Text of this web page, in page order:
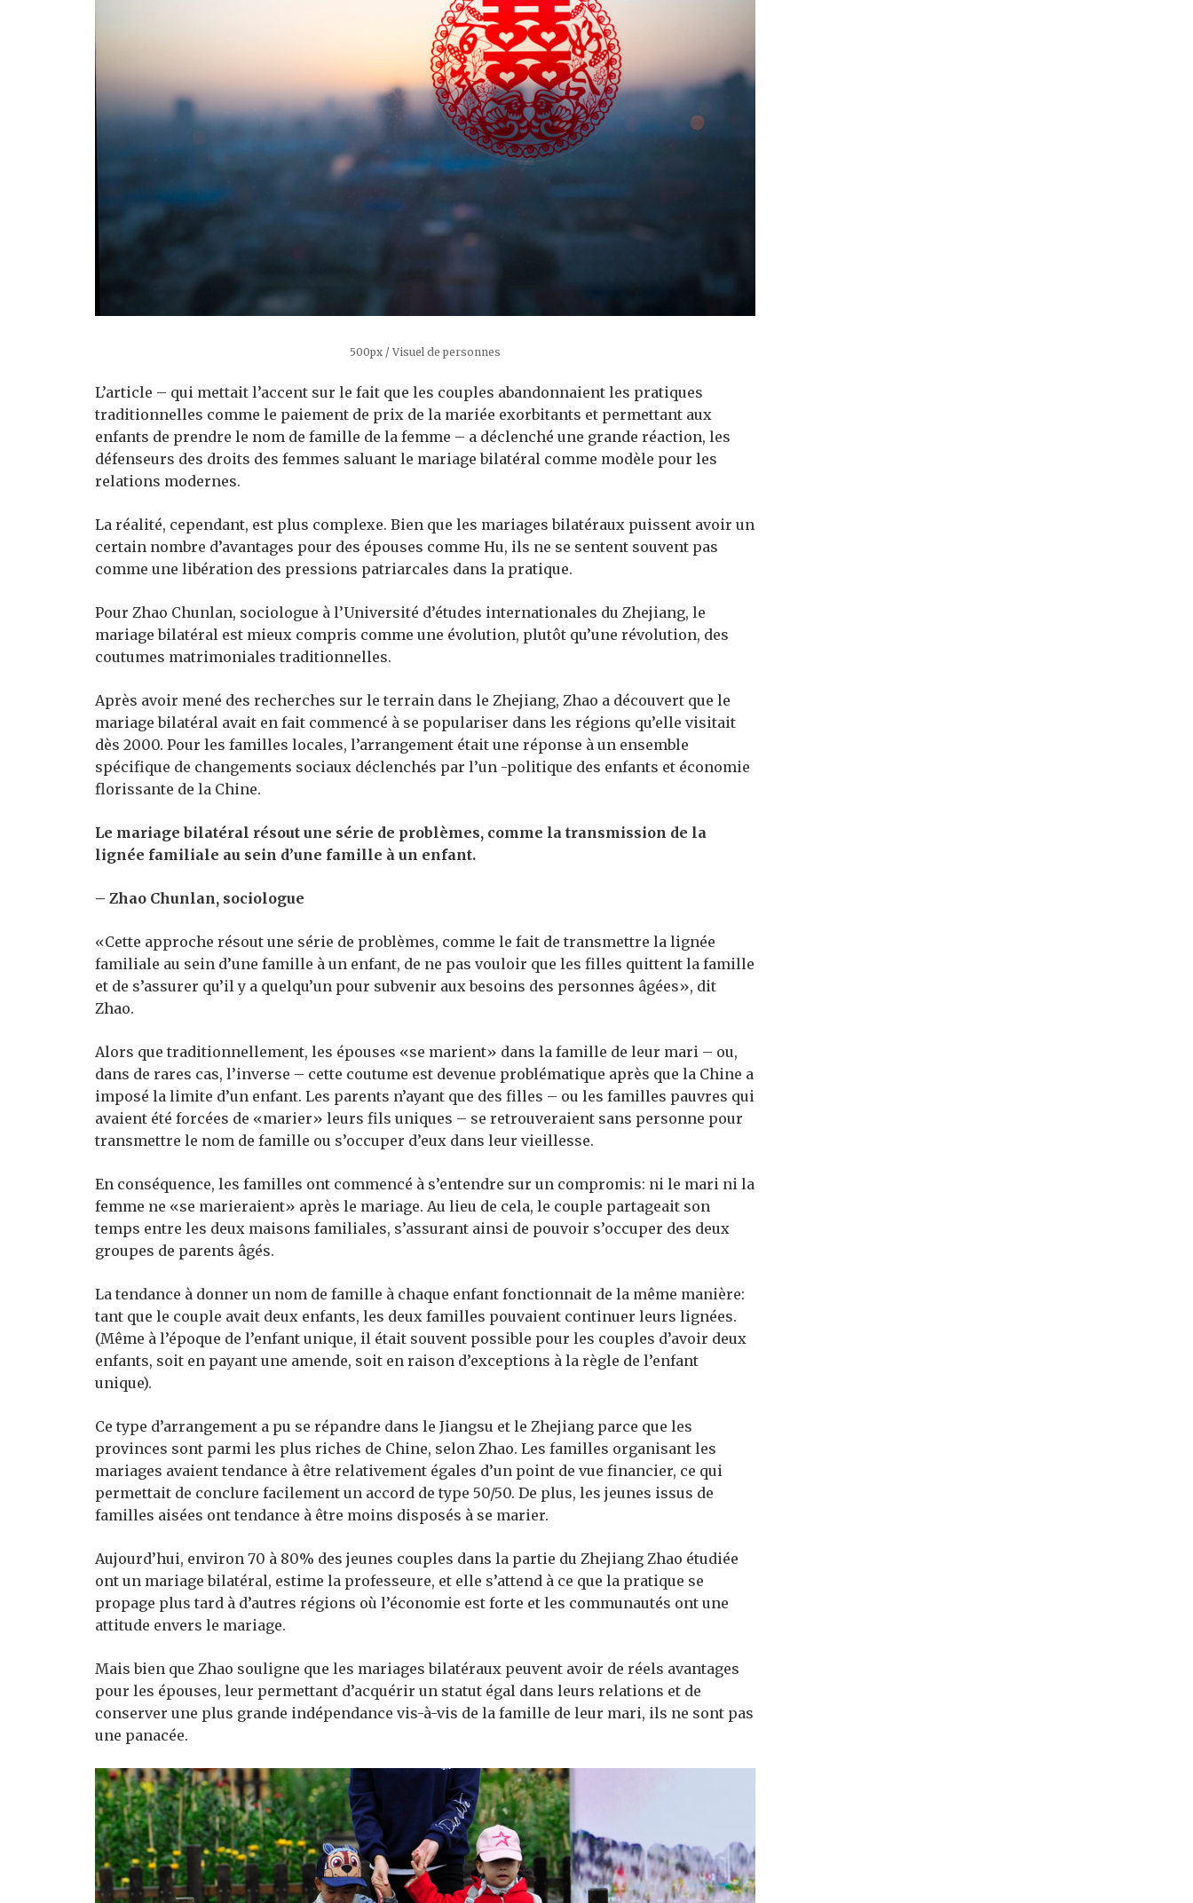
500px / Visuel de personnes
L’article – qui mettait l’accent sur le fait que les couples abandonnaient les pratiques
traditionnelles comme le paiement de prix de la mariée exorbitants et permettant aux
enfants de prendre le nom de famille de la femme – a déclenché une grande réaction, les
défenseurs des droits des femmes saluant le mariage bilatéral comme modèle pour les
relations modernes.
La réalité, cependant, est plus complexe. Bien que les mariages bilatéraux puissent avoir un
certain nombre d’avantages pour des épouses comme Hu, ils ne se sentent souvent pas
comme une libération des pressions patriarcales dans la pratique.
Pour Zhao Chunlan, sociologue à l’Université d’études internationales du Zhejiang, le
mariage bilatéral est mieux compris comme une évolution, plutôt qu’une révolution, des
coutumes matrimoniales traditionnelles.
Après avoir mené des recherches sur le terrain dans le Zhejiang, Zhao a découvert que le
mariage bilatéral avait en fait commencé à se populariser dans les régions qu’elle visitait
dès 2000. Pour les familles locales, l’arrangement était une réponse à un ensemble
spécifique de changements sociaux déclenchés par l’un -politique des enfants et économie
florissante de la Chine.
Le mariage bilatéral résout une série de problèmes, comme la transmission de la
lignée familiale au sein d’une famille à un enfant.
– Zhao Chunlan, sociologue
«Cette approche résout une série de problèmes, comme le fait de transmettre la lignée
familiale au sein d’une famille à un enfant, de ne pas vouloir que les filles quittent la famille
et de s’assurer qu’il y a quelqu’un pour subvenir aux besoins des personnes âgées», dit
Zhao.
Alors que traditionnellement, les épouses «se marient» dans la famille de leur mari – ou,
dans de rares cas, l’inverse – cette coutume est devenue problématique après que la Chine a
imposé la limite d’un enfant. Les parents n’ayant que des filles – ou les familles pauvres qui
avaient été forcées de «marier» leurs fils uniques – se retrouveraient sans personne pour
transmettre le nom de famille ou s’occuper d’eux dans leur vieillesse.
En conséquence, les familles ont commencé à s’entendre sur un compromis: ni le mari ni la
femme ne «se marieraient» après le mariage. Au lieu de cela, le couple partageait son
temps entre les deux maisons familiales, s’assurant ainsi de pouvoir s’occuper des deux
groupes de parents âgés.
La tendance à donner un nom de famille à chaque enfant fonctionnait de la même manière:
tant que le couple avait deux enfants, les deux familles pouvaient continuer leurs lignées.
(Même à l’époque de l’enfant unique, il était souvent possible pour les couples d’avoir deux
enfants, soit en payant une amende, soit en raison d’exceptions à la règle de l’enfant
unique).
Ce type d’arrangement a pu se répandre dans le Jiangsu et le Zhejiang parce que les
provinces sont parmi les plus riches de Chine, selon Zhao. Les familles organisant les
mariages avaient tendance à être relativement égales d’un point de vue financier, ce qui
permettait de conclure facilement un accord de type 50/50. De plus, les jeunes issus de
familles aisées ont tendance à être moins disposés à se marier.
Aujourd’hui, environ 70 à 80% des jeunes couples dans la partie du Zhejiang Zhao étudiée
ont un mariage bilatéral, estime la professeure, et elle s’attend à ce que la pratique se
propage plus tard à d’autres régions où l’économie est forte et les communautés ont une
attitude envers le mariage.
Mais bien que Zhao souligne que les mariages bilatéraux peuvent avoir de réels avantages
pour les épouses, leur permettant d’acquérir un statut égal dans leurs relations et de
conserver une plus grande indépendance vis-à-vis de la famille de leur mari, ils ne sont pas
une panacée.